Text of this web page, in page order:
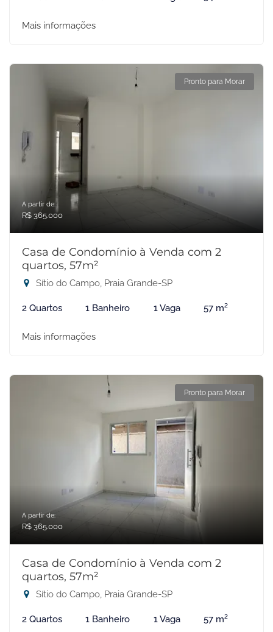
Mais informações
Pronto para Morar
A partir de:
R$ 365.000
Casa de Condomínio à Venda com 2
quartos, 57m²
Sítio do Campo, Praia Grande-SP
2 Quartos 1 Banheiro 1 Vaga 57 m²
Mais informações
Pronto para Morar
A partir de:
R$ 365.000
Casa de Condomínio à Venda com 2
quartos, 57m²
Sítio do Campo, Praia Grande-SP
2 Quartos 1 Banheiro 1 Vaga 57 m²